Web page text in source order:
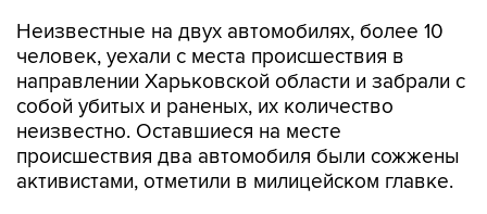
Неизвестные на двух автомобилях, более 10
человек, уехали с места происшествия в
направлении Харьковской области и забрали с
собой убитых и раненых, их количество
неизвестно. Оставшиеся на месте
происшествия два автомобиля были сожжены
активистами, отметили в милицейском главке.